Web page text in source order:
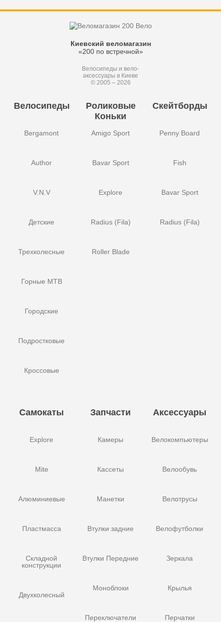
Киевский веломагазин
«200 по встречной»
Велосипеды и вело-
аксессуары в Киеве
© 2005 – 2026
Велосипеды
Bergamont
Author
V.N.V
Детские
Трехколесные
Горные MTB
Городские
Подростковые
Кроссовые
Роликовые
Коньки
Amigo Sport
Bavar Sport
Explore
Radius (Fila)
Roller Blade
Скейтборды
Penny Board
Fish
Bavar Sport
Radius (Fila)
Самокаты
Explore
Mite
Алюминиевые
Пластмасса
Складной
конструкции
Двухколесный
Запчасти
Камеры
Кассеты
Манетки
Втулки задние
Втулки Передние
Моноблоки
Переключатели
Аксессуары
Велокомпьютеры
Велообувь
Велотрусы
Велофутболки
Зеркала
Крылья
Перчатки